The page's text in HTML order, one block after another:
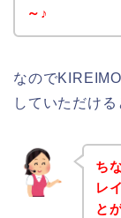
～♪
なので
していただける
ち
レ
と